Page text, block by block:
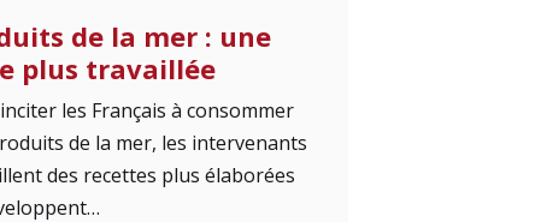
de la mer : une
plus travaillée
les Français à consommer
de la mer, les intervenants
des recettes plus élaborées